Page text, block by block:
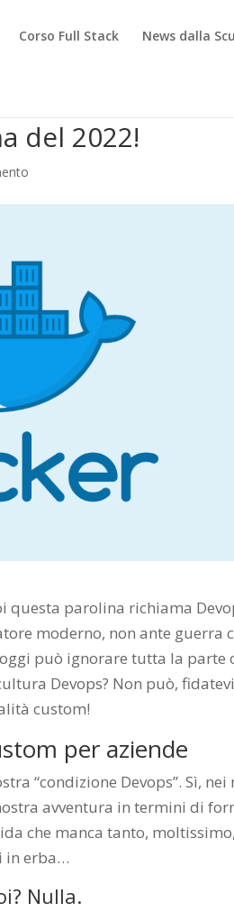
Corso Full Stack News dalla
del 2022!
questa parolina richiama
moderno, non ante guerra
oggi può ignorare tutta la parte
Devops? Non può,
custom!
per aziende
“condizione Devops”. Sì, nei
avventura in termini di
che manca tanto,
in erba…
Nulla.